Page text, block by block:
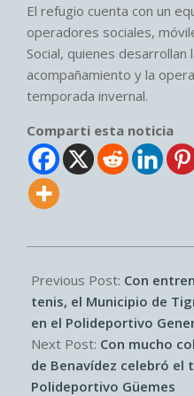
El refugio cuenta con un
operadores sociales,
Social, quienes
acompañamiento y la
temporada invernal.
Comparti esta noticia
07-
05
Previous Post: Con
tenis, el Municipio de
en el Polideportivo
Next Post: Con mucho
de Benavídez celebró
Polideportivo Güemes